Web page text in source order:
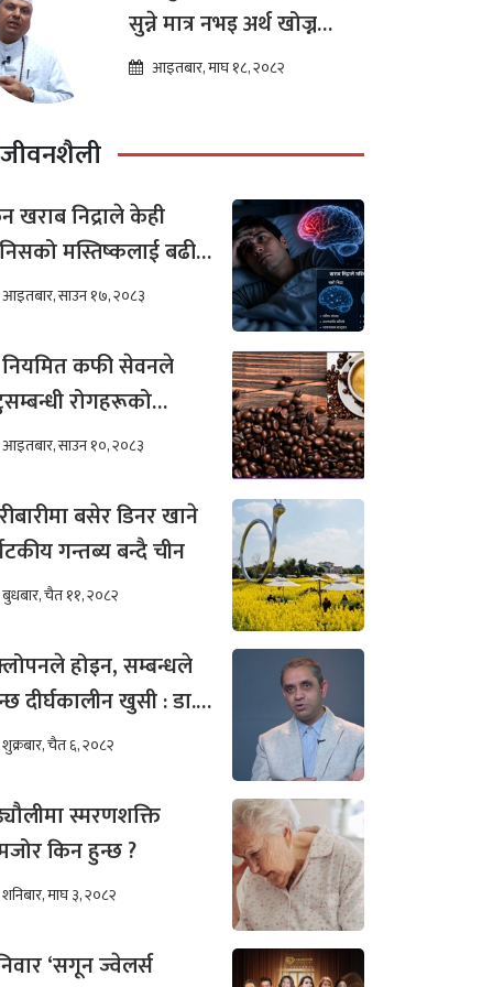
सुन्ने मात्र नभइ अर्थ खोज्न
थालेका छन : ज्योतिष तारा
आइतबार, माघ १८, २०८२
जीवनशैली
खराब निद्राले केही
मस्तिष्कलाई बढी
गर्छ ?
आइतबार, साउन १७, २०८३
कफी सेवनले
रोगहरूको
कम हुन्छ ?
आइतबार, साउन १०, २०८३
बसेर डिनर खाने
गन्तब्य बन्दै चीन
बुधबार, चैत ११, २०८२
होइन, सम्बन्धले
दीर्घकालीन खुसी : डा.
अख्तर
शुक्रबार, चैत ६, २०८२
स्मरणशक्ति
किन हुन्छ ?
शनिबार, माघ ३, २०८२
‘सगून ज्वेलर्स